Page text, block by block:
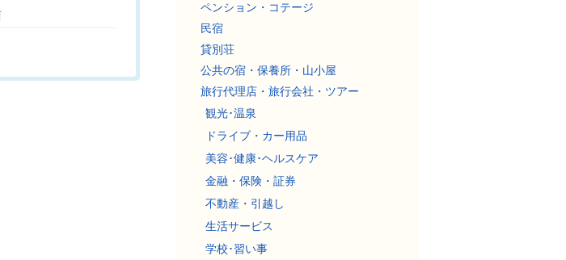
ペンション・コテージ
民宿
貸別荘
公共の宿・保養所・山小屋
旅行代理店・旅行会社・ツアー
観光･温泉
ドライブ・カー用品
美容･健康･ヘルスケア
金融・保険・証券
不動産・引越し
生活サービス
学校･習い事